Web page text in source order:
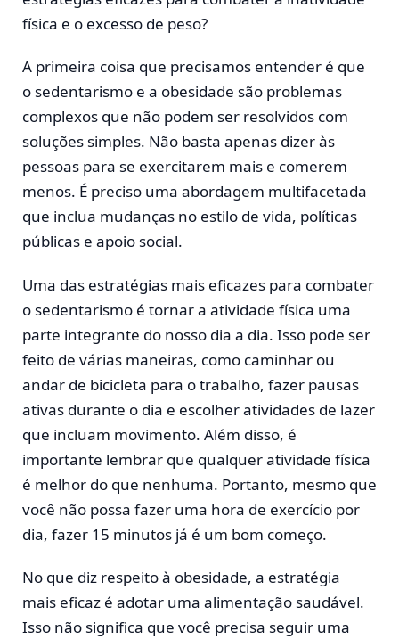
física e o excesso de peso?
A primeira coisa que precisamos entender é que
o sedentarismo e a obesidade são problemas
complexos que não podem ser resolvidos com
soluções simples. Não basta apenas dizer às
pessoas para se exercitarem mais e comerem
menos. É preciso uma abordagem multifacetada
que inclua mudanças no estilo de vida, políticas
públicas e apoio social.
Uma das estratégias mais eficazes para combater
o sedentarismo é tornar a atividade física uma
parte integrante do nosso dia a dia. Isso pode ser
feito de várias maneiras, como caminhar ou
andar de bicicleta para o trabalho, fazer pausas
ativas durante o dia e escolher atividades de lazer
que incluam movimento. Além disso, é
importante lembrar que qualquer atividade física
é melhor do que nenhuma. Portanto, mesmo que
você não possa fazer uma hora de exercício por
dia, fazer 15 minutos já é um bom começo.
No que diz respeito à obesidade, a estratégia
mais eficaz é adotar uma alimentação saudável.
Isso não significa que você precisa seguir uma